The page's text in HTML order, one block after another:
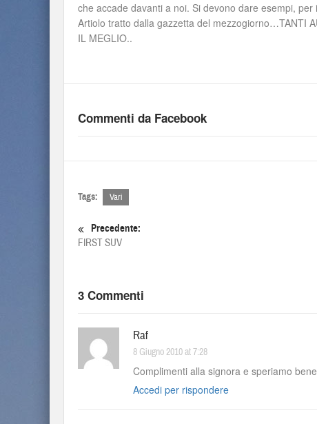
che accade davanti a noi. Si devono dare esempi,
Artiolo tratto dalla gazzetta del mezzogiorno…TANTI
IL MEGLIO..
Commenti da Facebook
Tags: Vari
Precedente:
FIRST SUV
3 Commenti
Raf
8 Giugno 2010 at 7:28
Complimenti alla signora e speriamo
Accedi per rispondere